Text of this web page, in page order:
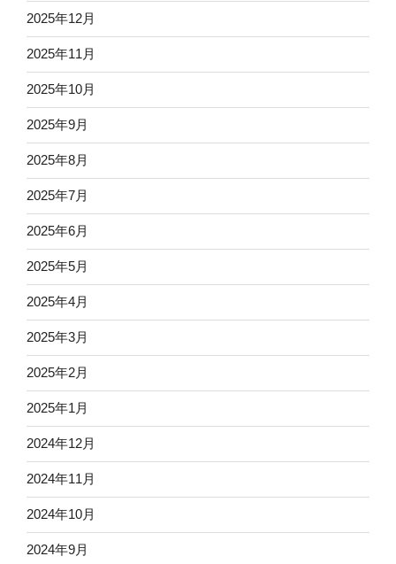
2025年12月
2025年11月
2025年10月
2025年9月
2025年8月
2025年7月
2025年6月
2025年5月
2025年4月
2025年3月
2025年2月
2025年1月
2024年12月
2024年11月
2024年10月
2024年9月